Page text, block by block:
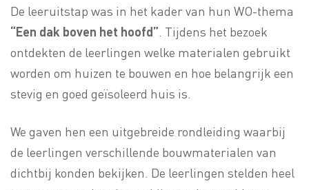
De leeruitstap was in het kader van hun WO-thema
“Een dak boven het hoofd”. Tijdens het bezoek
ontdekten de leerlingen welke materialen gebruikt
worden om huizen te bouwen en hoe belangrijk een
stevig en goed geïsoleerd huis is.
We gaven hen een uitgebreide rondleiding waarbij
de leerlingen verschillende bouwmaterialen van
dichtbij konden bekijken. De leerlingen stelden heel